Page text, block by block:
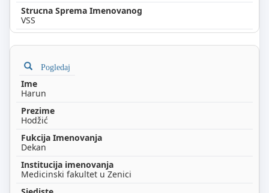
VSS
Pogledaj
Harun
Hodžić
Dekan
Medicinski fakultet u Zenici